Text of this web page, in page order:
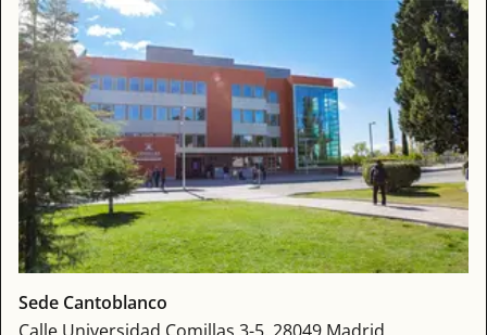
Sede Cantoblanco
Calle Universidad Comillas 3-5, 28049 Madrid